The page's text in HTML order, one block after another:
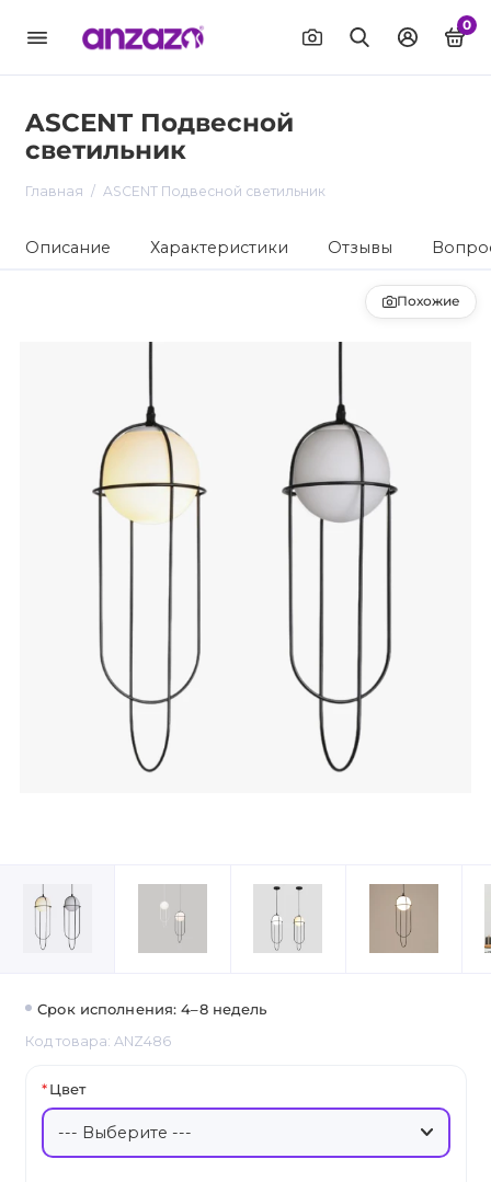
0
ASCENT Подвесной
светильник
Главная ASCENT Подвесной светильник
Описание Характеристики Отзывы
Похожие
Срок исполнения: 4–8 недель
Код товара: ANZ486
Цвет